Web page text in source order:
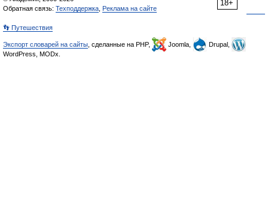
18+
Обратная связь: Техподдержка Реклама на сайте
👣 Путешествия
Экспорт словарей на сайты , сделанные на PHP, Joomla,
Drupal,
WordPress, MODx.